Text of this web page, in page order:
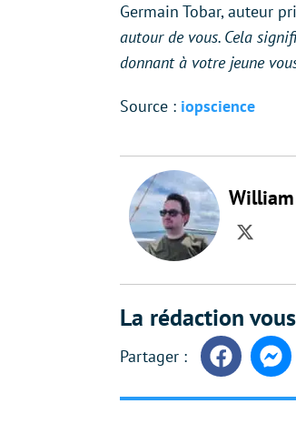
Germain Tobar, auteur
autour de vous. Cela
donnant à votre jeune
Source : iopscience
Twitter
La rédaction
Facebook